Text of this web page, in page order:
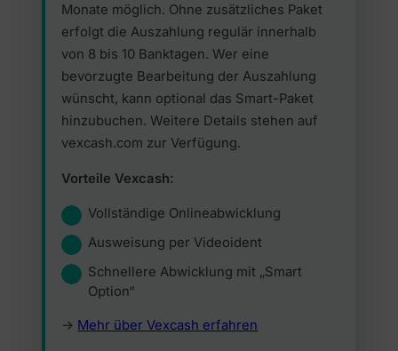
Monate möglich. Ohne zusätzliches Paket
erfolgt die Auszahlung regulär innerhalb
von 8 bis 10 Banktagen. Wer eine
bevorzugte Bearbeitung der Auszahlung
wünscht, kann optional das Smart-Paket
hinzubuchen. Weitere Details stehen auf
vexcash.com zur Verfügung.
Vorteile Vexcash:
Vollständige Onlineabwicklung
Ausweisung per Videoident
Schnellere Abwicklung mit „Smart
Option“
-> Mehr über Vexcash erfahren